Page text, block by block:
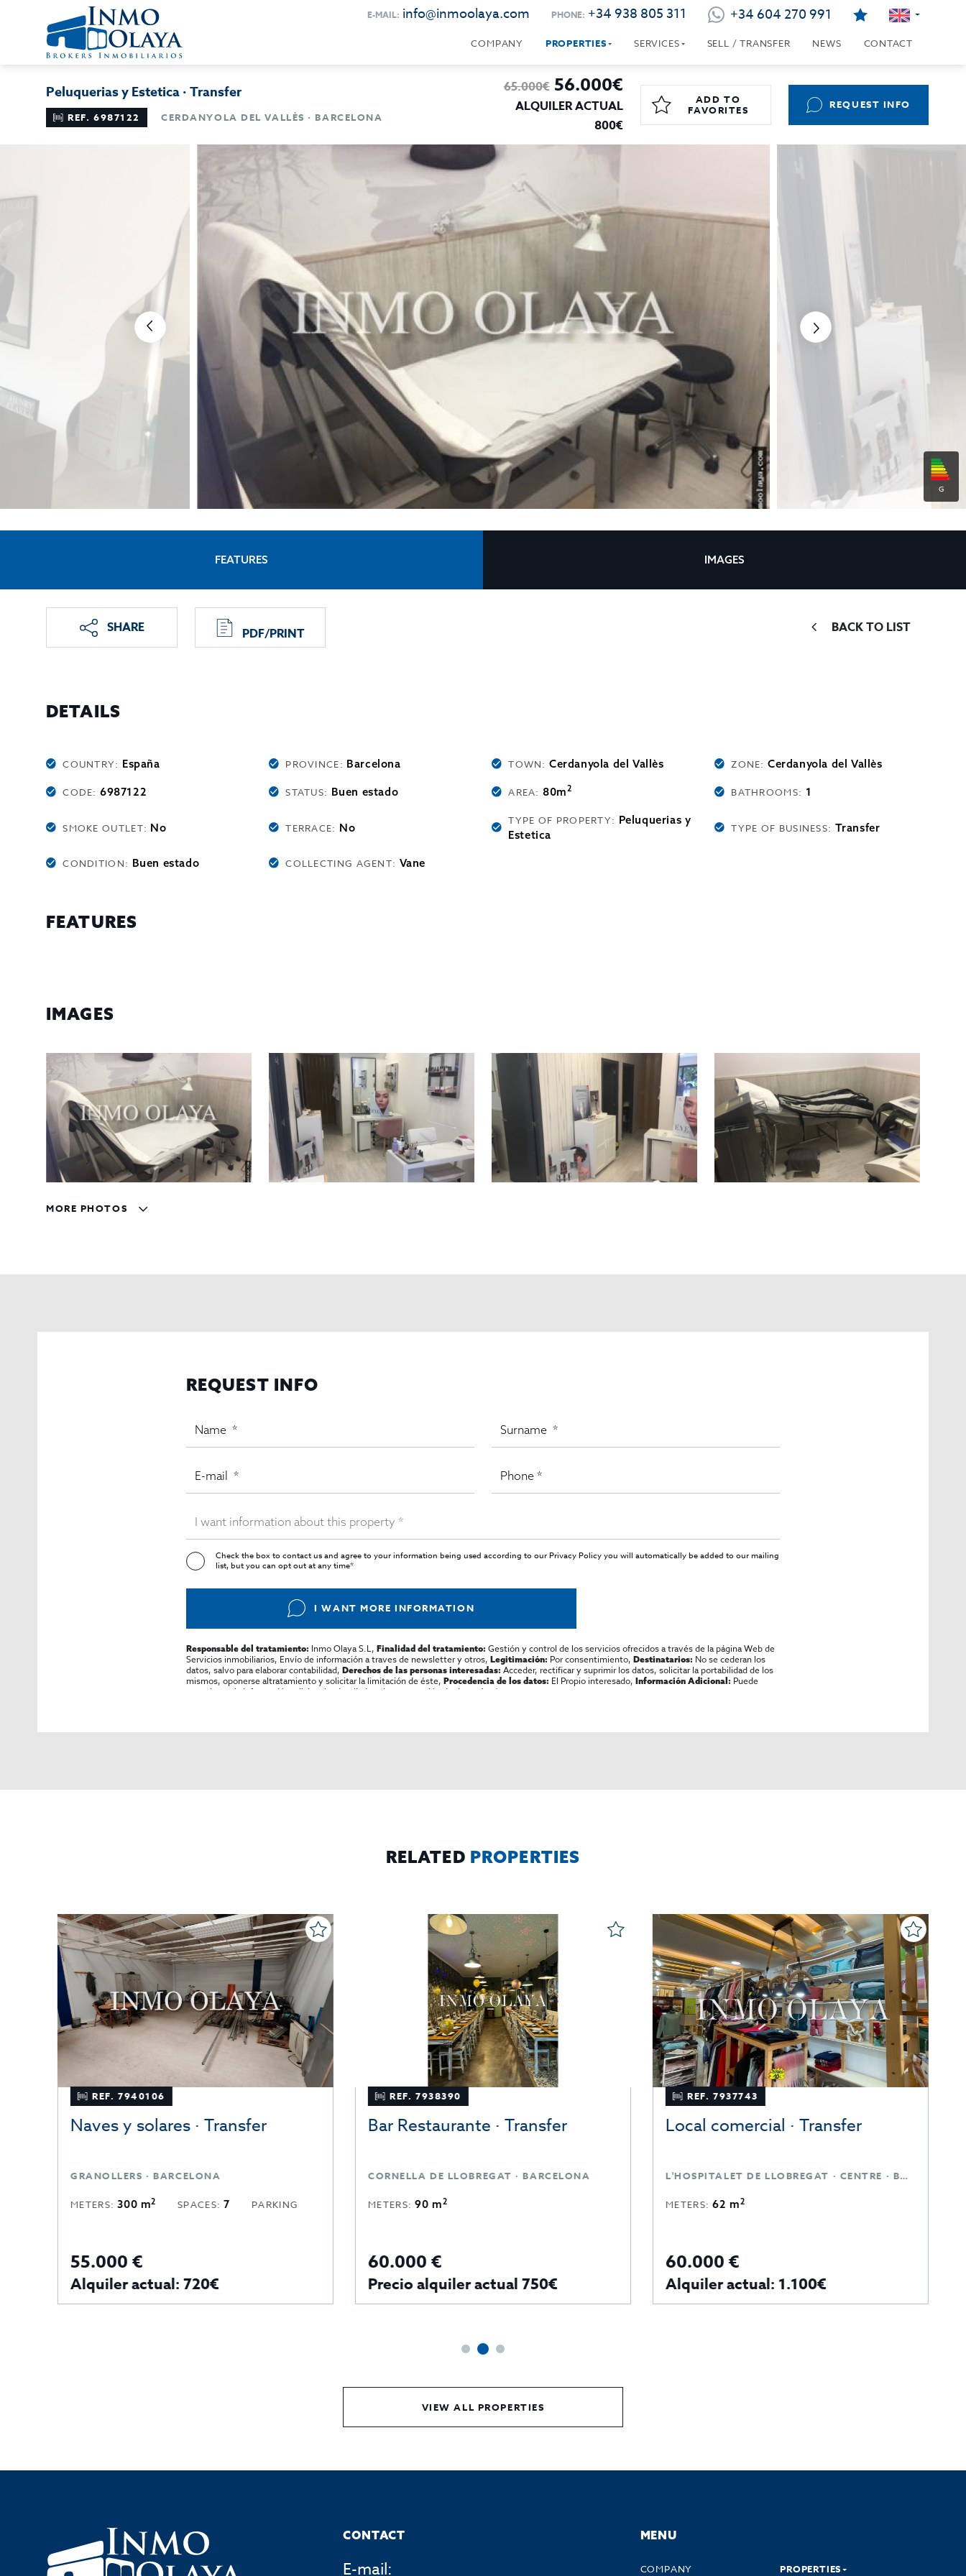
E-MAIL: info@inmoolaya.com PHONE: +34 938 805 311 +34 604 270 991
COMPANY PROPERTIES SERVICES SELL / TRANSFER NEWS CONTACT
Peluquerias y Estetica · Transfer
REF. 6987122 CERDANYOLA DEL VALLÈS · BARCELONA
65.000€56.000€
ALQUILER ACTUAL
800€
ADD TO
FAVORITES
REQUEST INFO
G
FEATURES IMAGES
SHARE PDF/PRINT BACK TO LIST
DETAILS
COUNTRY: España PROVINCE: Barcelona TOWN:Cerdanyola del Vallès ZONE:Cerdanyola del Vallès
CODE:6987122 STATUS: Buen estado AREA:80m2 BATHROOMS: 1
SMOKE OUTLET: No TERRACE: No
TYPE OF PROPERTY: Peluquerias y
Estetica
TYPE OF BUSINESS: Transfer
CONDITION: Buen estado COLLECTING AGENT: Vane
FEATURES
IMAGES
MORE PHOTOS
REQUEST INFO
Check the box to contact us and agree to your information being used according to ourPrivacy Policyyou will automatically be added to our mailing
list, but you can opt out at any time*
I WANT MORE INFORMATION
Responsable del tratamiento: Inmo Olaya S.L, Finalidad del tratamiento: Gestión y control de los servicios ofrecidos a través de la página Web de
Servicios inmobiliarios, Envío de información a traves de newsletter y otros, Legitimación: Por consentimiento, Destinatarios: No se cederan los
datos, salvo para elaborar contabilidad, Derechos de las personas interesadas: Acceder, rectificar y suprimir los datos, solicitar la portabilidad de los
mismos, oponerse altratamiento y solicitar la limitación de éste, Procedencia de los datos: El Propio interesado, Información Adicional: Puede
consultarse la información adicional y detallada sobre protección de datos
Aquí.
RELATED PROPERTIES
REF. 7940106
Naves y solares · Transfer
GRANOLLERS · BARCELONA
METERS:300 m2 SPACES:7 PARKING
55.000 €
Alquiler actual: 720€
REF. 7938390
Bar Restaurante · Transfer
CORNELLA DE LLOBREGAT · BARCELONA
METERS:90 m2
60.000 €
Precio alquiler actual 750€
REF. 7937743
Local comercial · Transfer
L'HOSPITALET DE LLOBREGAT · CENTRE · BARCELONA
METERS:62 m2
60.000 €
Alquiler actual: 1.100€
VIEW ALL PROPERTIES
CONTACT
E-mail:
MENU
COMPANY PROPERTIES